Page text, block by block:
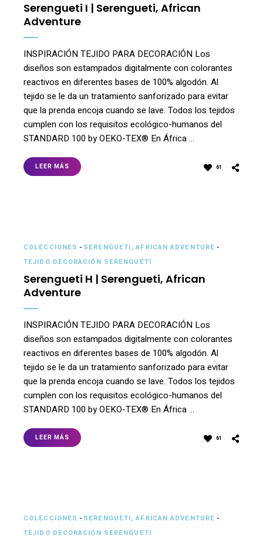
Serengueti I | Serengueti, African
Adventure
INSPIRACIÓN TEJIDO PARA DECORACIÓN Los
diseños son estampados digitalmente con colorantes
reactivos en diferentes bases de 100% algodón. Al
tejido se le da un tratamiento sanforizado para evitar
que la prenda encoja cuando se lave. Todos los tejidos
cumplen con los requisitos ecológico-humanos del
STANDARD 100 by OEKO-TEX® En África …
LEER MÁS 61
COLECCIONES - SERENGUETI, AFRICAN ADVENTURE -
TEJIDO DECORACIÓN SERENGUETI
Serengueti H | Serengueti, African
Adventure
INSPIRACIÓN TEJIDO PARA DECORACIÓN Los
diseños son estampados digitalmente con colorantes
reactivos en diferentes bases de 100% algodón. Al
tejido se le da un tratamiento sanforizado para evitar
que la prenda encoja cuando se lave. Todos los tejidos
cumplen con los requisitos ecológico-humanos del
STANDARD 100 by OEKO-TEX® En África …
LEER MÁS 61
COLECCIONES - SERENGUETI, AFRICAN ADVENTURE -
TEJIDO DECORACIÓN SERENGUETI